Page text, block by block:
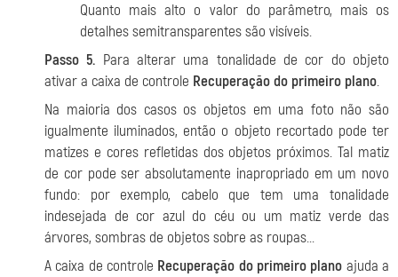
Quanto mais alto o valor do parâmetro, mais os
detalhes semitransparentes são visíveis.
Passo 5. Para alterar uma tonalidade de cor do objeto
ativar a caixa de controle Recuperação do primeiro plano.
Na maioria dos casos os objetos em uma foto não são
igualmente iluminados, então o objeto recortado pode ter
matizes e cores refletidas dos objetos próximos. Tal matiz
de cor pode ser absolutamente inapropriado em um novo
fundo: por exemplo, cabelo que tem uma tonalidade
indesejada de cor azul do céu ou um matiz verde das
árvores, sombras de objetos sobre as roupas...
A caixa de controle Recuperação do primeiro plano ajuda a